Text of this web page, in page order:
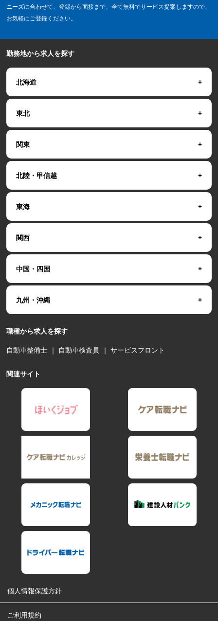
ニーズに合わせて、登録から面接まで、全て無料でサービス提案しますので、
お気軽にご登録ください。
勤務地から求人を探す
北海道
東北
関東
北陸・甲信越
東海
関西
中国・四国
九州・沖縄
職種から求人を探す
自動車整備士 ｜ 自動車検査員 ｜サービスフロント
関連サイト
個人情報保護方針
ご利用規約